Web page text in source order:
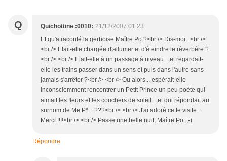
Q Quichottine :0010: 21/12/2007 01:23
Et qu'a raconté la gerboise Maître Po ?<br /> Dis-moi...<br />
<br /> Etait-elle chargée d'allumer et d'éteindre le réverbère ?
<br /> <br /> Etait-elle à un passage à niveau... et regardait-
elle les trains passer dans un sens et puis dans l'autre sans
jamais s'arrêter ?<br /> <br /> Ou alors... espérait-elle
inconsciemment rencontrer un Petit Prince un peu poète qui
aimait les fleurs et les couchers de soleil... et qui répondait au
surnom de Me P*... ???<br /> <br /> J'ai adoré cette visite...
Merci !!!!<br /> <br /> Passe une belle nuit, Maître Po. ;-)
Répondre